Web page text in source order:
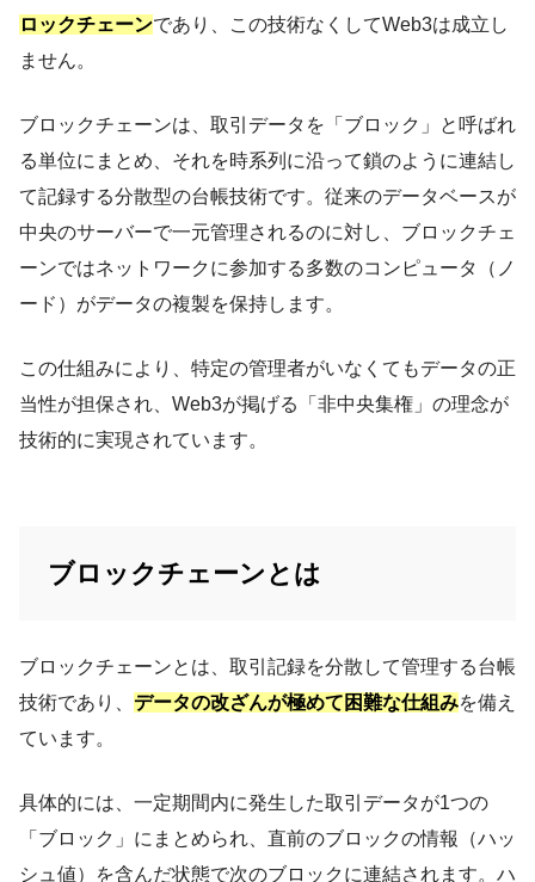
ロックチェーンであり、この技術なくしてWeb3は成立し
ません。
ブロックチェーンは、取引データを「ブロック」と呼ばれ
る単位にまとめ、それを時系列に沿って鎖のように連結し
て記録する分散型の台帳技術です。従来のデータベースが
中央のサーバーで一元管理されるのに対し、ブロックチェ
ーンではネットワークに参加する多数のコンピュータ（ノ
ード）がデータの複製を保持します。
この仕組みにより、特定の管理者がいなくてもデータの正
当性が担保され、Web3が掲げる「非中央集権」の理念が
技術的に実現されています。
ブロックチェーンとは
ブロックチェーンとは、取引記録を分散して管理する台帳
技術であり、 データの改ざんが極めて困難な仕組みを備え
ています。
具体的には、一定期間内に発生した取引データが1つの
「ブロック」にまとめられ、直前のブロックの情報（ハッ
シュ値）を含んだ状態で次のブロックに連結されます。ハ